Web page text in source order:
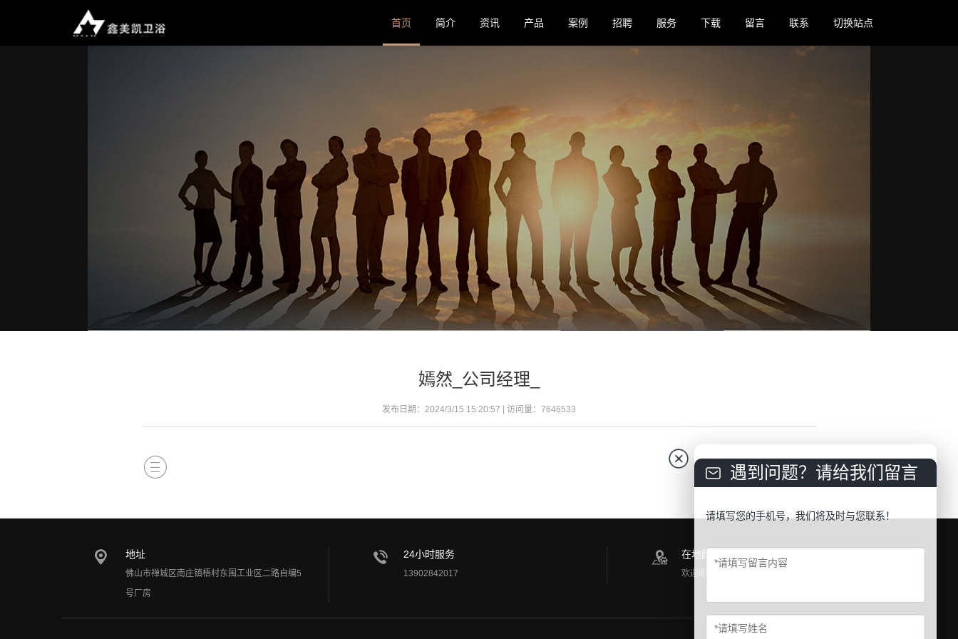
首页 简介 资讯 产品 案例 招聘 服务 下载 留言 联系 切换站点
嫣然_公司经理_
发布日期：2024/3/15 15:20:57 | 访问量： 7646533
地址
佛山市禅城区南庄镇梧村东围工业区二路自编5
号厂房
24小时服务
13902842017
在地图上找到我们
欢迎阁下莅临公司参观指导！
遇到问题？请给我们留言
请填写您的手机号，我们将及时与您联系！